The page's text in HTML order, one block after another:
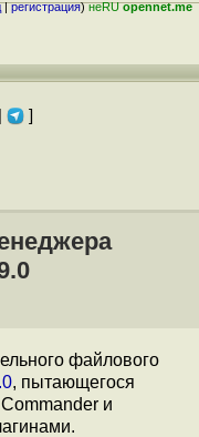
|регистрация)неRUopennet.me
]
файлового
, пытающегося
и